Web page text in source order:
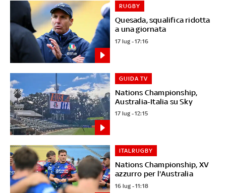
Quesada, squalifica ridotta
a una giornata
RUGBY
17 lug - 17:16
Nations Championship,
Australia-Italia su Sky
GUIDA TV
17 lug - 12:15
Nations Championship, XV
azzurro per l'Australia
ITALRUGBY
16 lug - 11:18